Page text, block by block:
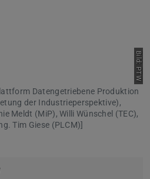
Bild: PTW
Datengetriebene Produktion
der Industrieperspektive),
Meldt (MiP), Willi Wünschel (TEC),
Tim Giese (PLCM)]